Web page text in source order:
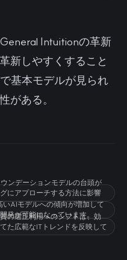
Intuitionの革新
新しやすくすること
基本モデルが見られ
がある。
ンデーションモデルの台頭が
にアプローチする方法に影響
AIモデルへの傾向が増加して
発が可能になっています。
の適正利用へのシフトは、効
た広範なITトレンドを反映して